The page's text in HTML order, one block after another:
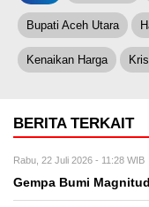
Bupati Aceh Utara
Kenaikan Harga
BERITA TERKAIT
Rabu, 22 Juli 2026 - 11:28 WIB
Gempa Bumi